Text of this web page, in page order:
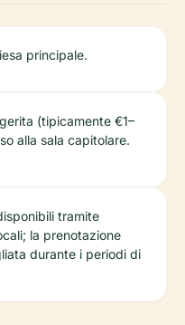
principale.
(tipicamente €1–
alla sala capitolare.
tramite
la prenotazione
durante i periodi di